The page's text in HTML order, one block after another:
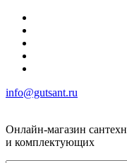
info@gutsant.ru
Онлайн-магазин
и комплектующих